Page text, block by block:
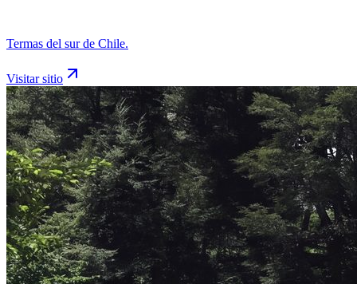
Termas del sur de Chile.
Visitar sitio